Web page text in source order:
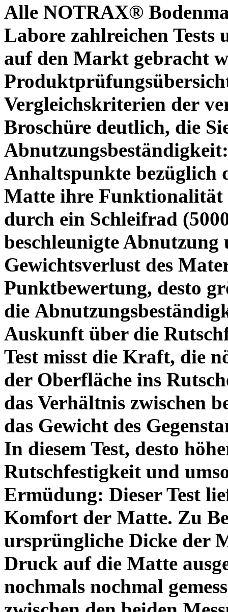
Alle NOTRAX®
Labore zahlreichen Tests
auf den Markt gebracht
Vergleichskriterien der
Broschüre deutlich, die
Abnutzungsbeständigkeit:
Anhaltspunkte bezüglich
Matte ihre Funktionalität
durch ein Schleifrad
beschleunigte Abnutzung
Gewichtsverlust des
Punktbewertung, desto
die
Auskunft über die
Test misst die Kraft, die
der Oberfläche ins
das Verhältnis zwischen
das Gewicht des
In diesem Test, desto
Rutschfestigkeit und
Ermüdung: Dieser Test
Komfort der Matte. Zu
ursprüngliche Dicke der
Druck auf die Matte
nochmals nochmal